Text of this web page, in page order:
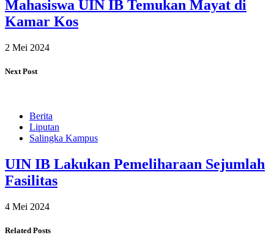
Mahasiswa UIN IB Temukan Mayat di
Kamar Kos
2 Mei 2024
Next Post
Berita
Liputan
Salingka Kampus
UIN IB Lakukan Pemeliharaan Sejumlah
Fasilitas
4 Mei 2024
Related Posts